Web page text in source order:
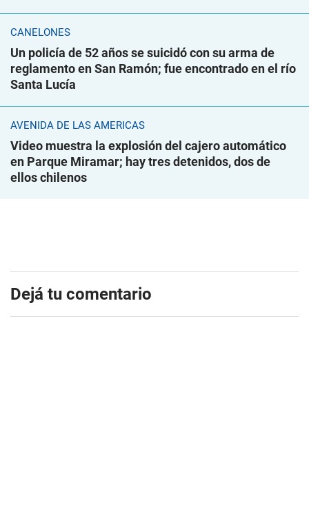
CANELONES
Un policía de 52 años se suicidó con su arma de
reglamento en San Ramón; fue encontrado en el río
Santa Lucía
AVENIDA DE LAS AMÉRICAS
Video muestra la explosión del cajero automático
en Parque Miramar; hay tres detenidos, dos de
ellos chilenos
Dejá tu comentario